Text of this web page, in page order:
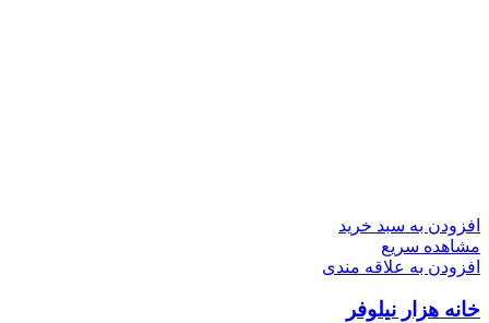
افزودن به سبد خرید
مشاهده سریع
افزودن به علاقه مندی
خانه هزار نیلوفر